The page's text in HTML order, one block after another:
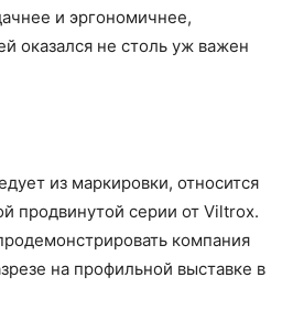
и эргономичнее,
оказался не столь уж важен
из маркировки, относится
продвинутой серии от Viltrox.
компания
на профильной выставке в